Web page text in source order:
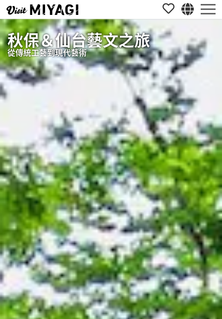
秋保＆仙台藝文之旅
從傳統工藝到現代藝術